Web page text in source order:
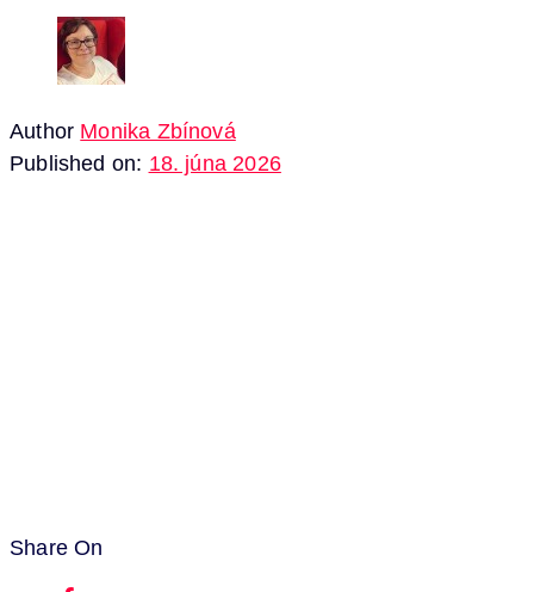
Author Monika Zbínová
Published on: 18. júna 2026
Share On